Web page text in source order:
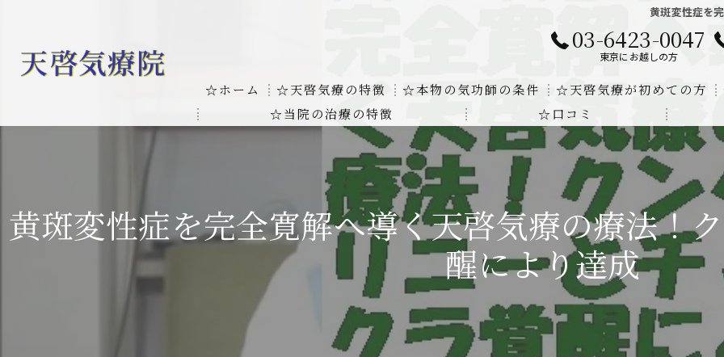
黄斑変性症を
03-6423-0047
東京にお越しの方
☆ホーム ☆天啓気療の特徴
お客様の質問に対する回答
天啓気療に関する書籍
本物の気功師にも優るサイ能力の凄さ
気功治療や療法と天啓気療の違い
☆本物の気功師の条件
クンダリニーの上昇でチャクラの覚醒
☆天啓気療が初めての方
☆当院の治療の特徴
線維筋痛症が天啓気療により奇跡的な寛解
難病の疾患
難病治療に革命チャクラ覚醒サイ能力
肝臓の疾患
肝臓疾患の原因と症状を解明及び緩解法
☆口コミ
黄斑変性症を完全寛解へ導く天啓気療の療法！
醒により達成